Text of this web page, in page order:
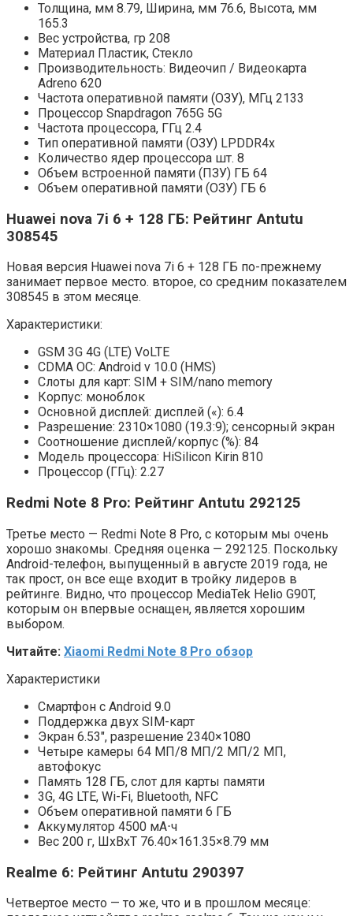
Толщина, мм 8.79, Ширина, мм 76.6, Высота, мм
165.3
Вес устройства, гр 208
Материал Пластик, Стекло
Производительность: Видеочип / Видеокарта
Adreno 620
Частота оперативной памяти (ОЗУ), МГц 2133
Процессор Snapdragon 765G 5G
Частота процессора, ГГц 2.4
Тип оперативной памяти (ОЗУ) LPDDR4x
Количество ядер процессора шт. 8
Объем встроенной памяти (ПЗУ) ГБ 64
Объем оперативной памяти (ОЗУ) ГБ 6
Huawei nova 7i 6 + 128 ГБ: Рейтинг Antutu
308545
Новая версия Huawei nova 7i 6 + 128 ГБ по-прежнему
занимает первое место. второе, со средним показателем
308545 в этом месяце.
Характеристики:
GSM 3G 4G (LTE) VoLTE
CDMA ОС: Android v 10.0 (HMS)
Слоты для карт: SIM + SIM/nano memory
Корпус: моноблок
Основной дисплей: дисплей («): 6.4
Разрешение: 2310×1080 (19.3:9); сенсорный экран
Соотношение дисплей/корпус (%): 84
Модель процессора: HiSilicon Kirin 810
Процессор (ГГц): 2.27
Redmi Note 8 Pro: Рейтинг Antutu 292125
Третье место — Redmi Note 8 Pro, с которым мы очень
хорошо знакомы. Средняя оценка — 292125. Поскольку
Android-телефон, выпущенный в августе 2019 года, не
так прост, он все еще входит в тройку лидеров в
рейтинге. Видно, что процессор MediaTek Helio G90T,
которым он впервые оснащен, является хорошим
выбором.
Читайте: Xiaomi Redmi Note 8 Pro обзор
Характеристики
Смартфон с Android 9.0
Поддержка двух SIM-карт
Экран 6.53″, разрешение 2340×1080
Четыре камеры 64 МП/8 МП/2 МП/2 МП,
автофокус
Память 128 ГБ, слот для карты памяти
3G, 4G LTE, Wi-Fi, Bluetooth, NFC
Объем оперативной памяти 6 ГБ
Аккумулятор 4500 мА⋅ч
Вес 200 г, ШxВxТ 76.40×161.35×8.79 мм
Realme 6: Рейтинг Antutu 290397
Четвертое место — то же, что и в прошлом месяце: